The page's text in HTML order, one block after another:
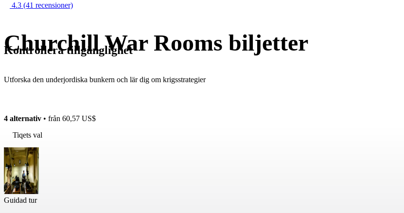
4.3 (41 recensioner)
Churchill War Rooms biljetter
Utforska den underjordiska bunkern och lär dig om krigsstrategier
Kontrollera tillgänglighet
4 alternativ • från 60,57 US$
Tiqets val
Guidad tur